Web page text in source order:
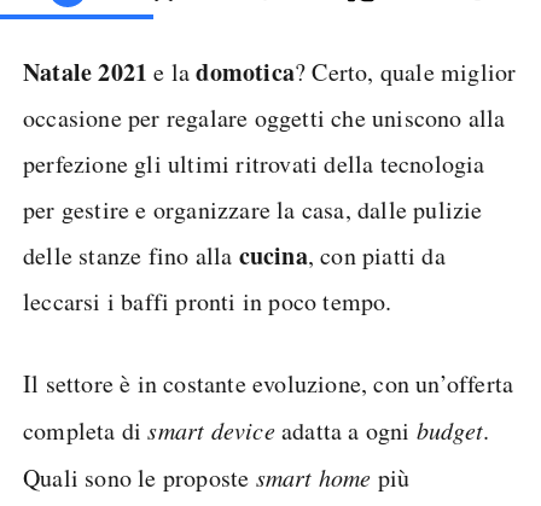
Natale 2021 e ladomotica? Certo, quale miglior
occasione per regalare oggetti che uniscono alla
perfezione gli ultimi ritrovati della tecnologia
per gestire e organizzare la casa, dalle pulizie
delle stanze fino alla cucina, con piatti da
leccarsi i baffi pronti in poco tempo.
Il settore è in costante evoluzione, con un’offerta
completa dismart deviceadatta a ogni budget.
Quali sono le proposte smart home più